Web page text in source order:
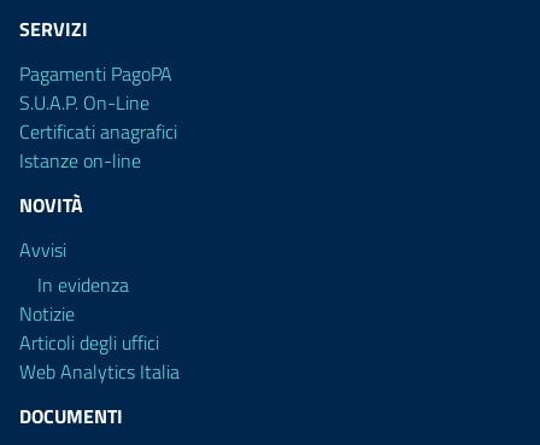
SERVIZI
Pagamenti PagoPA
S.U.A.P. On-Line
Certificati anagrafici
Istanze on-line
NOVITÀ
Avvisi
In evidenza
Notizie
Articoli degli uffici
Web Analytics Italia
DOCUMENTI